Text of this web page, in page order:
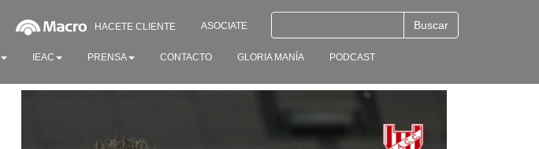
HACETE CLIENTE ASOCIATE
IEAC PRENSA CONTACTO GLORIA MANÍA PODCAST